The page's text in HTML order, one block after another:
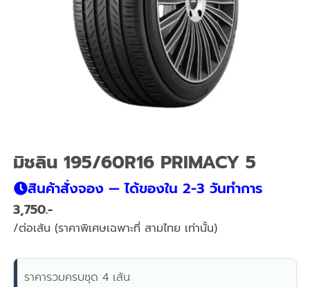
มิชลิน 195/60R16 PRIMACY 5
สินค้าสั่งจอง — ได้ของใน 2-3 วันทำการ
3,750
/ต่อเส้น (ราคาพิเศษเฉพาะที่ สามไทย เท่านั้น)
ราคารวมครบชุด 4 เส้น